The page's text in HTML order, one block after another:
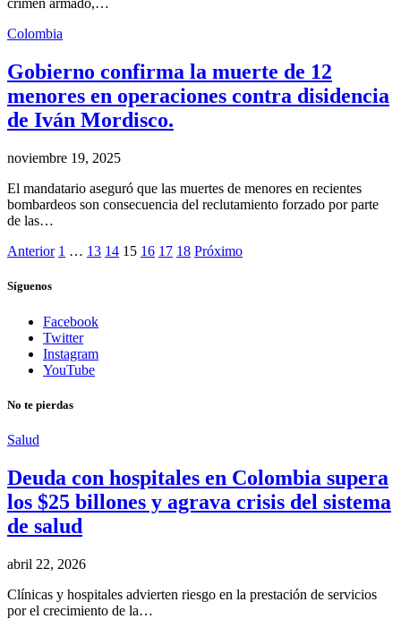
crimen armado,…
Colombia
Gobierno confirma la muerte de 12
menores en operaciones contra disidencia
de Iván Mordisco.
noviembre 19, 2025
El mandatario aseguró que las muertes de menores en recientes
bombardeos son consecuencia del reclutamiento forzado por parte
de las…
Anterior 1 … 13 14 15 16 17 18 Próximo
Síguenos
Facebook
Twitter
Instagram
YouTube
No te pierdas
Salud
Deuda con hospitales en Colombia supera
los $25 billones y agrava crisis del sistema
de salud
abril 22, 2026
Clínicas y hospitales advierten riesgo en la prestación de servicios
por el crecimiento de la…